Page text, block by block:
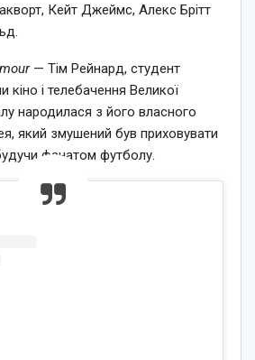
Кейт Джеймс, Алекс Брітт
— Тім Рейнард, студент
кіно і телебачення Великої
народилася з його власного
який змушений був приховувати
фанатом футболу.